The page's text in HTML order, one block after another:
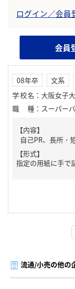
ログイン／会員
会員
08年卒 文系
学校名 ： 大阪女子
職種 ： スーパー
【内容】
自己PR、長所・
【形式】
指定の用紙に手で
流通/小売の他の